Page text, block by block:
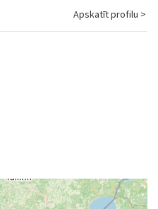
Apskatīt profilu >